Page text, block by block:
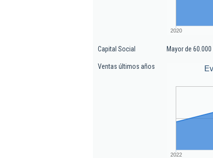
2020
Capital Social Mayor de 60.000
Ventas últimos años
2022